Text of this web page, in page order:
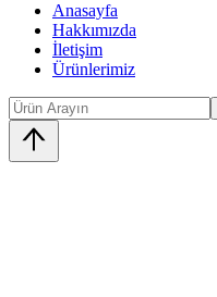
Anasayfa
Hakkımızda
İletişim
Ürünlerimiz